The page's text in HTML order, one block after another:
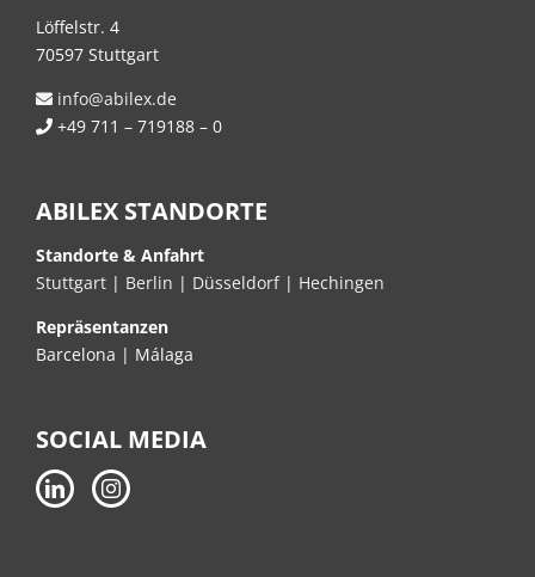
Löffelstr. 4
70597 Stuttgart
info@abilex.de
+49 711 – 719188 – 0
ABILEX STANDORTE
Standorte & Anfahrt
Stuttgart | Berlin | Düsseldorf | Hechingen
Repräsentanzen
Barcelona | Málaga
SOCIAL MEDIA